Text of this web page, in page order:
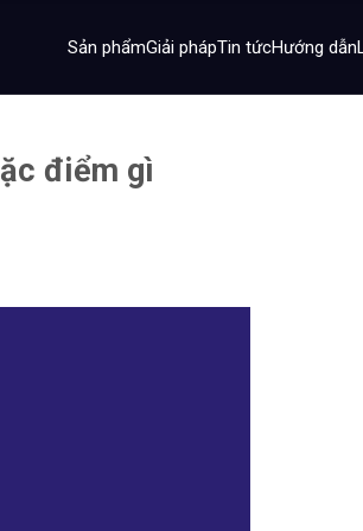
Sản phẩmGiải phápTin tứcHướng dẫn
điểm gì